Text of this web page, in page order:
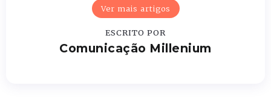
Ver mais artigos
ESCRITO POR
Comunicação Millenium